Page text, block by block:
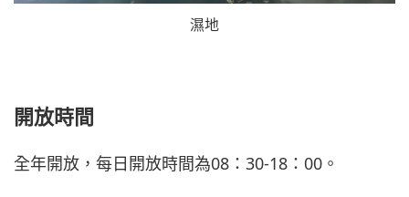
濕地
開放時間
全年開放，每日開放時間為08：30-18：00。